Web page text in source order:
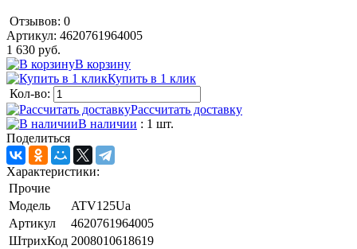
Отзывов: 0
Артикул: 4620761964005
1 630 руб.
В корзину
Купить в 1 клик
Кол-во:
Рассчитать доставку
В наличии : 1 шт.
Поделиться
Характеристики:
Прочие
Модель
ATV125Ua
Артикул
4620761964005
ШтрихКод 2008010618619